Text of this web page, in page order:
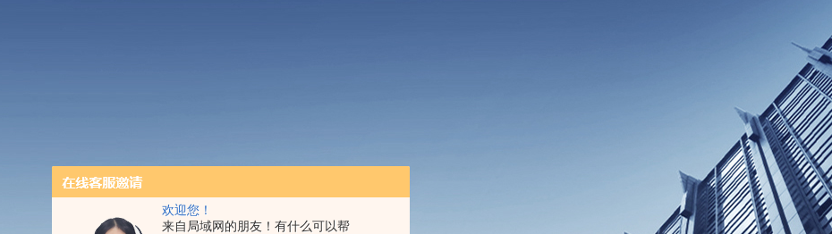
欢迎您！
来自局域网的朋友！有什么可以帮